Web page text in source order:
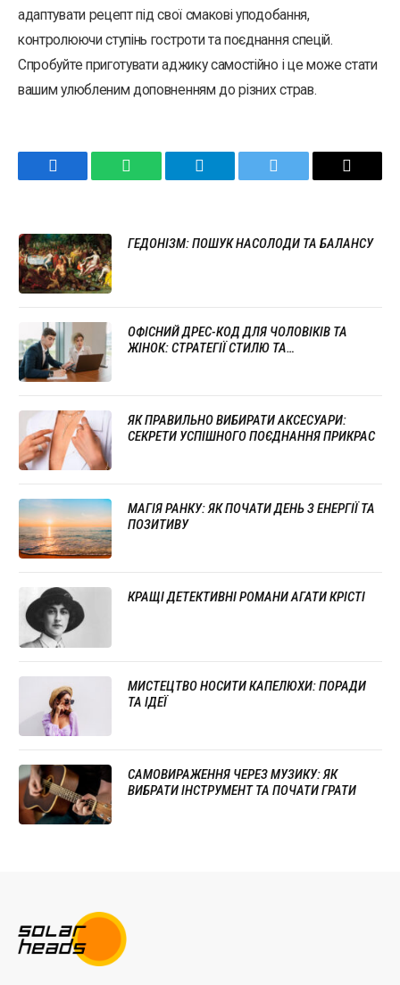
адаптувати рецепт під свої смакові уподобання,
контролюючи ступінь гостроти та поєднання спецій.
Спробуйте приготувати аджику самостійно і це може стати
вашим улюбленим доповненням до різних страв.
Facebook WhatsApp Telegram Twitter Email
ГЕДОНІЗМ: ПОШУК НАСОЛОДИ ТА БАЛАНСУ
ОФІСНИЙ ДРЕС-КОД ДЛЯ ЧОЛОВІКІВ ТА
ЖІНОК: СТРАТЕГІЇ СТИЛЮ ТА
ЯК ПРАВИЛЬНО ВИБИРАТИ АКСЕСУАРИ:
СЕКРЕТИ УСПІШНОГО ПОЄДНАННЯ ПРИКРАС
МАГІЯ РАНКУ: ЯК ПОЧАТИ ДЕНЬ З ЕНЕРГІЇ ТА
ПОЗИТИВУ
КРАЩІ ДЕТЕКТИВНІ РОМАНИ АГАТИ КРІСТІ
МИСТЕЦТВО НОСИТИ КАПЕЛЮХИ: ПОРАДИ
ТА ІДЕЇ
САМОВИРАЖЕННЯ ЧЕРЕЗ МУЗИКУ: ЯК
ВИБРАТИ ІНСТРУМЕНТ ТА ПОЧАТИ ГРАТИ